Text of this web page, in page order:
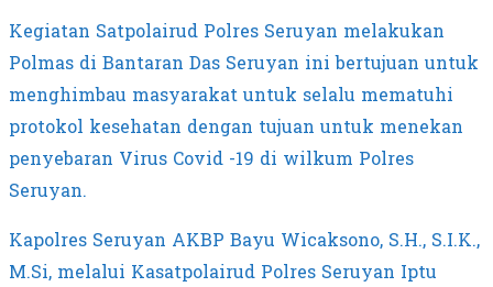
Kegiatan Satpolairud Polres Seruyan melakukan
Polmas di Bantaran Das Seruyan ini bertujuan untuk
menghimbau masyarakat untuk selalu mematuhi
protokol kesehatan dengan tujuan untuk menekan
penyebaran Virus Covid -19 di wilkum Polres
Seruyan.
Kapolres Seruyan AKBP Bayu Wicaksono, S.H., S.I.K.,
M.Si, melalui Kasatpolairud Polres Seruyan Iptu